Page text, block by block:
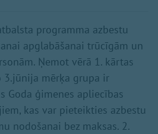
programma azbestu
apglabāšanai trūcīgām un
Ņemot vērā 1. kārtas
3.jūnija mērķa grupa ir
Goda ģimenes apliecības
kas var pieteikties azbestu
nodošanai bez maksas. 2.